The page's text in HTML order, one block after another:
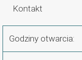
Kontakt
Godziny otwarcia: